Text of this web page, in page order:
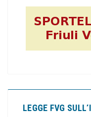
LEGGE FVG